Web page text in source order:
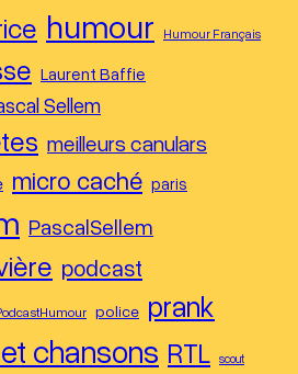
humour Humour Français
Laurent Baffie
Sellem
meilleurs canulars
micro caché paris
PascalSellem
podcast
police prank
chansons RTL scout